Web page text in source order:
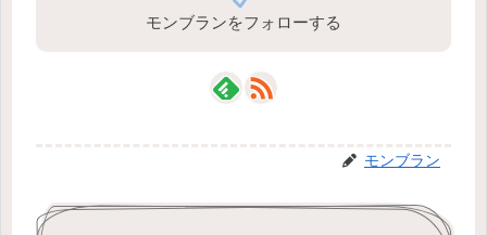
モンブランをフォローする
モンブラン